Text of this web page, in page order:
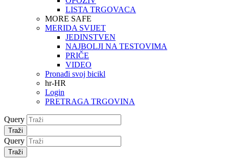
LISTA TRGOVACA
MORE SAFE
MERIDA SVIJET
JEDINSTVEN
NAJBOLJI NA TESTOVIMA
PRIČE
VIDEO
Pronađi svoj bicikl
hr-HR
Login
PRETRAGA TRGOVINA
Query
Traži
Query
Traži